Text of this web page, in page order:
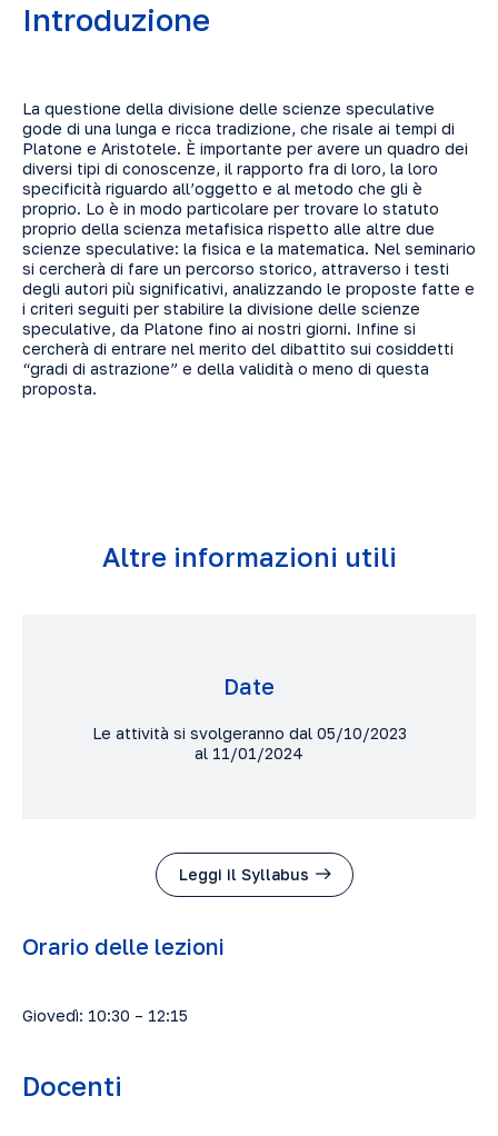
Introduzione
La questione della divisione delle scienze speculative
gode di una lunga e ricca tradizione, che risale ai tempi di
Platone e Aristotele. È importante per avere un quadro dei
diversi tipi di conoscenze, il rapporto fra di loro, la loro
specificità riguardo all’oggetto e al metodo che gli è
proprio. Lo è in modo particolare per trovare lo statuto
proprio della scienza metafisica rispetto alle altre due
scienze speculative: la fisica e la matematica. Nel seminario
si cercherà di fare un percorso storico, attraverso i testi
degli autori più significativi, analizzando le proposte fatte e
i criteri seguiti per stabilire la divisione delle scienze
speculative, da Platone fino ai nostri giorni. Infine si
cercherà di entrare nel merito del dibattito sui cosiddetti
“gradi di astrazione” e della validità o meno di questa
proposta.
Altre informazioni utili
Date
Le attività si svolgeranno dal 05/10/2023
al 11/01/2024
Leggi il Syllabus
Orario delle lezioni
Giovedì: 10:30 – 12:15
Docenti